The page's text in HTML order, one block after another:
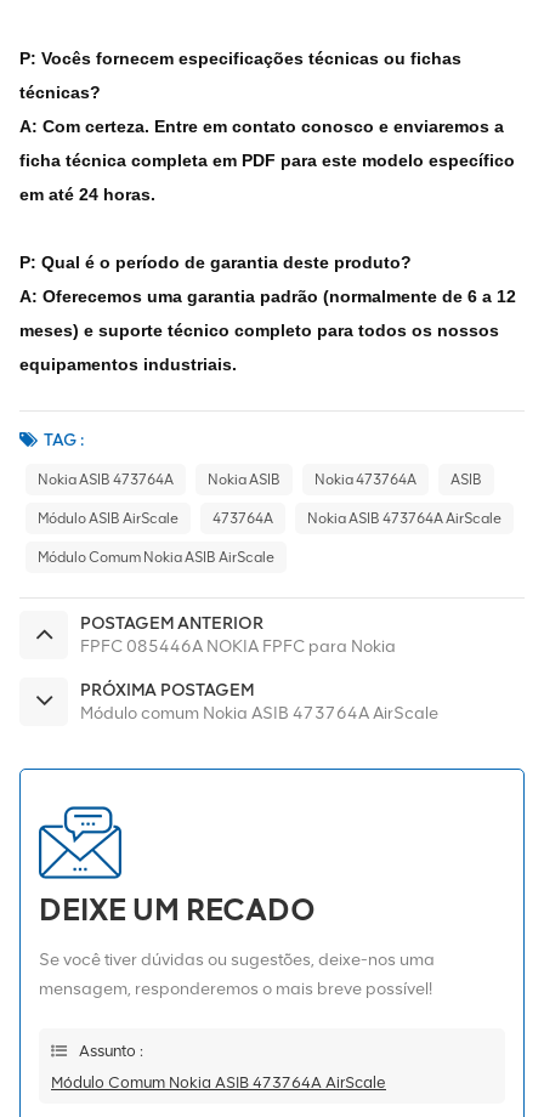
P: Vocês fornecem especificações técnicas ou fichas
técnicas?
A: Com certeza. Entre em contato conosco e enviaremos a
ficha técnica completa em PDF para este modelo específico
em até 24 horas.
P: Qual é o período de garantia deste produto?
A: Oferecemos uma garantia padrão (normalmente de 6 a 12
meses) e suporte técnico completo para todos os nossos
equipamentos industriais.
TAG :
Nokia ASIB 473764A Nokia ASIB Nokia 473764A ASIB
Módulo ASIB AirScale 473764A Nokia ASIB 473764A AirScale
Módulo Comum Nokia ASIB AirScale
POSTAGEM ANTERIOR
FPFC 085446A NOKIA FPFC para Nokia
PRÓXIMA POSTAGEM
Módulo comum Nokia ASIB 473764A AirScale
DEIXE UM RECADO
Se você tiver dúvidas ou sugestões, deixe-nos uma
mensagem, responderemos o mais breve possível!
Assunto :
Módulo Comum Nokia ASIB 473764A AirScale